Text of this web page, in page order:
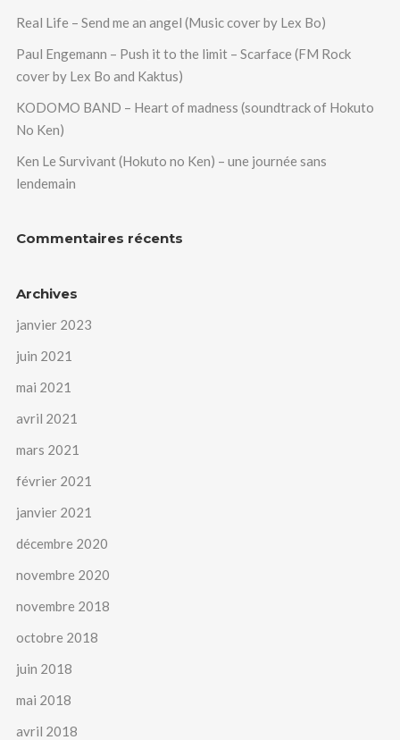
Real Life – Send me an angel (Music cover by Lex Bo)
Paul Engemann – Push it to the limit – Scarface (FM Rock
cover by Lex Bo and Kaktus)
KODOMO BAND – Heart of madness (soundtrack of Hokuto
No Ken)
Ken Le Survivant (Hokuto no Ken) – une journée sans
lendemain
Commentaires récents
Archives
janvier 2023
juin 2021
mai 2021
avril 2021
mars 2021
février 2021
janvier 2021
décembre 2020
novembre 2020
novembre 2018
octobre 2018
juin 2018
mai 2018
avril 2018